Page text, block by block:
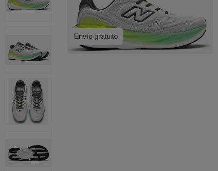
Envío gratuito